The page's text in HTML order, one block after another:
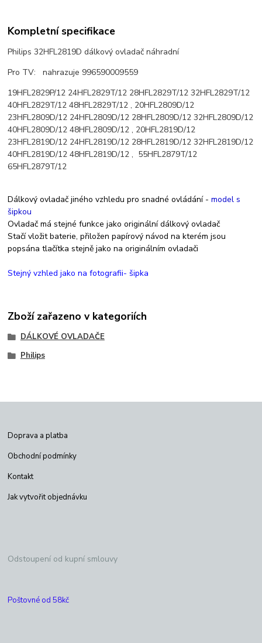
Kompletní specifikace
Philips 32HFL2819D dálkový ovladač náhradní
Pro TV: nahrazuje 996590009559
19HFL2829P/12 24HFL2829T/12 28HFL2829T/12 32HFL2829T/12
40HFL2829T/12 48HFL2829T/12 , 20HFL2809D/12
23HFL2809D/12 24HFL2809D/12 28HFL2809D/12 32HFL2809D/12
40HFL2809D/12 48HFL2809D/12 , 20HFL2819D/12
23HFL2819D/12 24HFL2819D/12 28HFL2819D/12 32HFL2819D/12
40HFL2819D/12 48HFL2819D/12 , 55HFL2879T/12
65HFL2879T/12
Dálkový ovladač jiného vzhledu pro snadné ovládání - model s
šipkou
Ovladač má stejné funkce jako originální dálkový ovladač
Stačí vložit baterie, přiložen papírový návod na kterém jsou
popsána tlačítka stejně jako na originálním ovladači
Stejný vzhled jako na fotografii- šipka
Zboží zařazeno v kategoriích
DÁLKOVÉ OVLADAČE
Philips
Doprava a platba
Obchodní podmínky
Kontakt
Jak vytvořit objednávku
Odstoupení od kupní smlouvy
Poštovné od 58kč